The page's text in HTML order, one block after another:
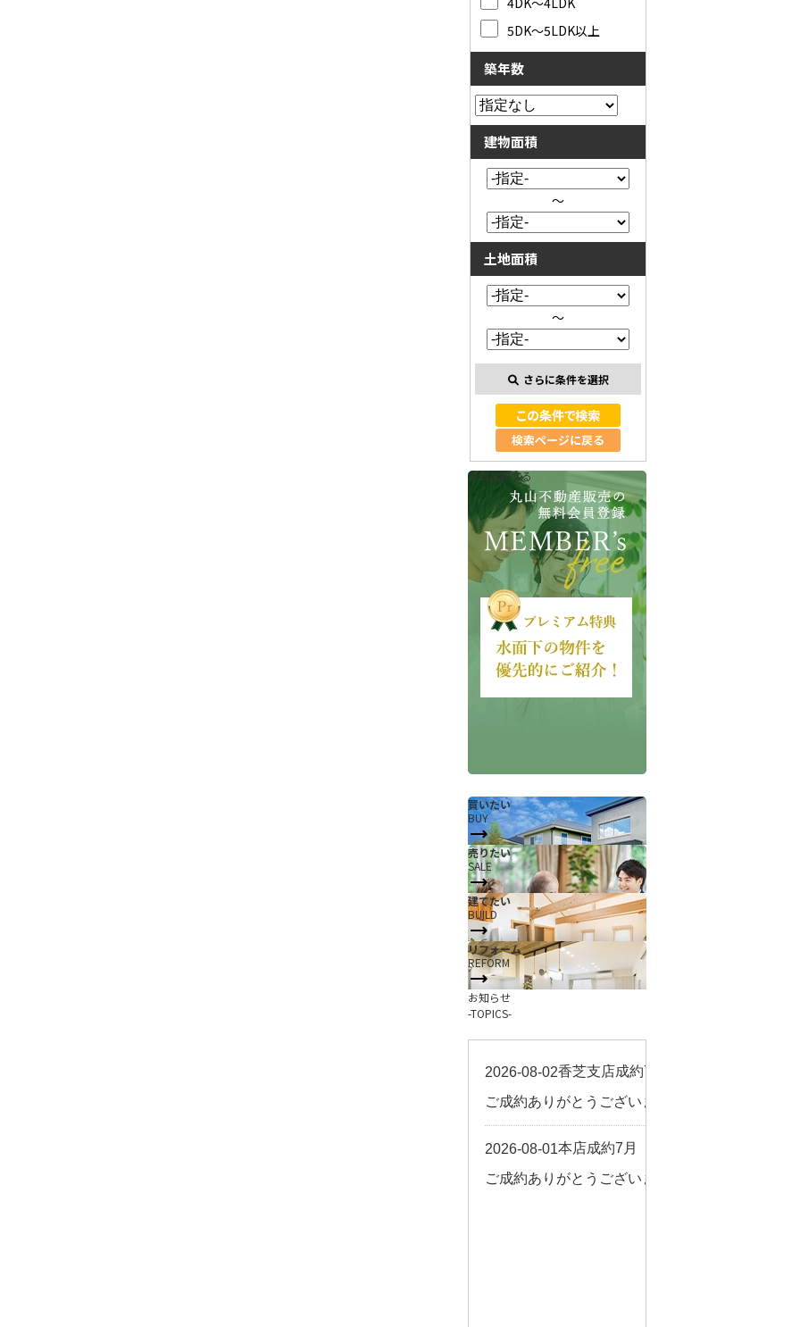
当社について 会社概要
香芝支店紹介ページ
採用情報
お知らせ
コラム
スタッフ紹介
お客様の声
来店予約
よくある質問
サイトマップ
お問い合わせ
5DK～5LDK以上
築年数
建物面積
～
土地面積
～
さらに条件を選択
検索ページに戻る
会員登録する
買いたい
BUY
売りたい
SALE
建てたい
BUILD
リフォーム
REFORM
お知らせ
-TOPICS-